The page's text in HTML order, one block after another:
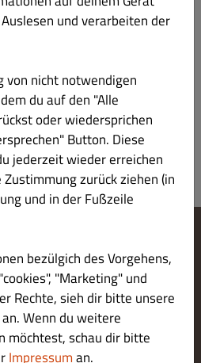
Info Allergene
Menüs Burger Chicken Burger
in dieser Kategorie gefunden.
und verarbeiten der
von nicht notwendigen
du auf den "Alle
oder wiedersprichen
Button. Diese
jederzeit wieder erreichen
zurück ziehen (in
und in der Fußzeile
bezülgich des Vorgehens,
"Marketing" und
Rechte, sieh dir bitte unsere
an. Wenn du weitere
möchtest, schau dir bitte
Impressuman.